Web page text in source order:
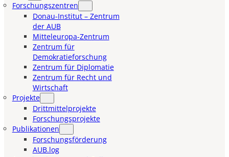
Forschungszentren
Donau-Institut – Zentrum
der AUB
Mitteleuropa-Zentrum
Zentrum für
Demokratieforschung
Zentrum für Diplomatie
Zentrum für Recht und
Wirtschaft
Projekte
Drittmittelprojekte
Forschungsprojekte
Publikationen
Forschungsförderung
AUB.log